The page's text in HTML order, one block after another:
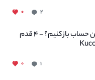
۲ ۰
چگونه در صرافی کوکوین حساب باز کنیم؟ - ۴ قدم
۱ ۰